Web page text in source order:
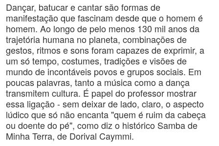
Dançar, batucar e cantar são formas de
manifestação que fascinam desde que o homem é
homem. Ao longo de pelo menos 130 mil anos da
trajetória humana no planeta, combinações de
gestos, ritmos e sons foram capazes de exprimir, a
um só tempo, costumes, tradições e visões de
mundo de incontáveis povos e grupos sociais. Em
poucas palavras, tanto a música como a dança
transmitem cultura. É papel do professor mostrar
essa ligação - sem deixar de lado, claro, o aspecto
lúdico que só não encanta "quem é ruim da cabeça
ou doente do pé", como diz o histórico Samba de
Minha Terra, de Dorival Caymmi.